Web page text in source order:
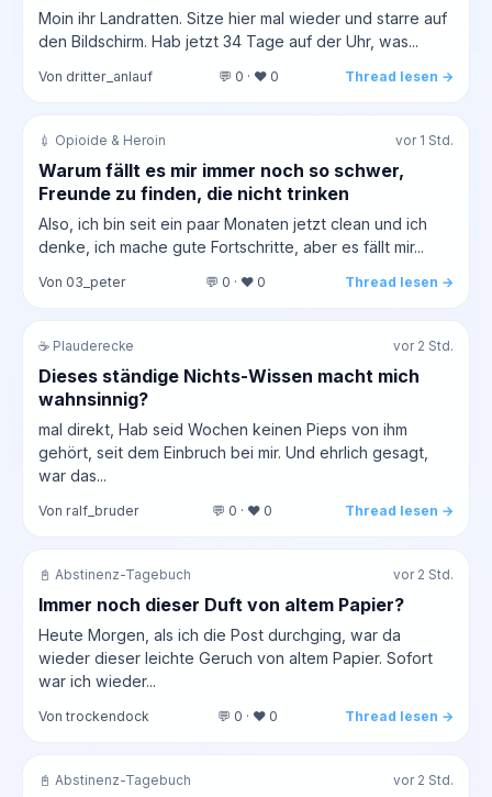
Moin ihr Landratten. Sitze hier mal wieder und starre auf
den Bildschirm. Hab jetzt 34 Tage auf der Uhr, was...
Von dritter_anlauf 💬 0 · ❤️ 0 Thread lesen →
💉 Opioide & Heroin vor 1 Std.
Warum fällt es mir immer noch so schwer,
Freunde zu finden, die nicht trinken
Also, ich bin seit ein paar Monaten jetzt clean und ich
denke, ich mache gute Fortschritte, aber es fällt mir...
Von 03_peter 💬 0 · ❤️ 0 Thread lesen →
☕ Plauderecke vor 2 Std.
Dieses ständige Nichts-Wissen macht mich
wahnsinnig?
mal direkt, Hab seid Wochen keinen Pieps von ihm
gehört, seit dem Einbruch bei mir. Und ehrlich gesagt,
war das...
Von ralf_bruder 💬 0 · ❤️ 0 Thread lesen →
📓 Abstinenz-Tagebuch vor 2 Std.
Immer noch dieser Duft von altem Papier?
Heute Morgen, als ich die Post durchging, war da
wieder dieser leichte Geruch von altem Papier. Sofort
war ich wieder...
Von trockendock 💬 0 · ❤️ 0 Thread lesen →
📓 Abstinenz-Tagebuch vor 2 Std.